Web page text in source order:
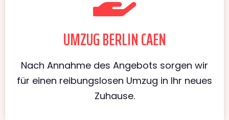
UMZUG BERLIN CAEN
Nach Annahme des Angebots sorgen wir
für einen reibungslosen Umzug in Ihr neues
Zuhause.